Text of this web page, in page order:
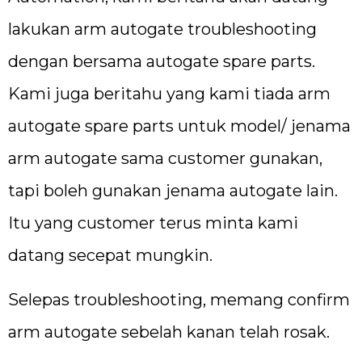
lakukan arm autogate troubleshooting
dengan bersama autogate spare parts.
Kami juga beritahu yang kami tiada arm
autogate spare parts untuk model/ jenama
arm autogate sama customer gunakan,
tapi boleh gunakan jenama autogate lain.
Itu yang customer terus minta kami
datang secepat mungkin.
Selepas troubleshooting, memang confirm
arm autogate sebelah kanan telah rosak.